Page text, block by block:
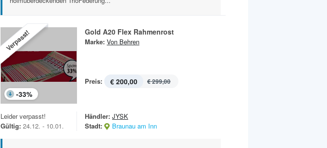
Verpasst!
-33%
Gold A20 Flex Rahmenrost
Marke: Von Behren
Preis: € 200,00 € 299,00
Leider verpasst!
Gültig: 24.12. - 10.01.
Händler: JYSK
Stadt:
Braunau am Inn